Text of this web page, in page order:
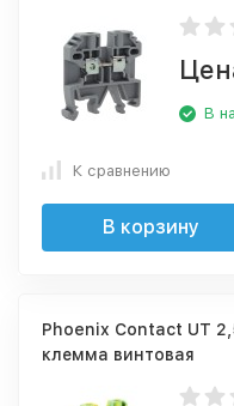
В
К сравнению
В корзину
Phoenix Contact UT
клемма винтовая